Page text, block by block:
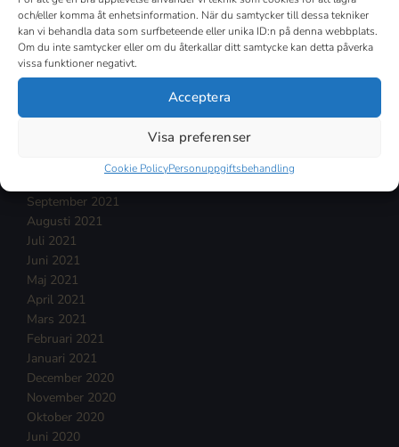
och/eller komma åt enhetsinformation. När du samtycker till dessa tekniker
kan vi behandla data som surfbeteende eller unika ID:n på denna webbplats.
Om du inte samtycker eller om du återkallar ditt samtycke kan detta påverka
vissa funktioner negativt.
Acceptera
Visa preferenser
Cookie PolicyPersonuppgiftsbehandling
Juli 2022
Juni 2022
Maj 2022
April 2022
November 2021
September 2021
Augusti 2021
Juli 2021
Juni 2021
Maj 2021
April 2021
Mars 2021
Februari 2021
Januari 2021
December 2020
November 2020
Oktober 2020
Juni 2020